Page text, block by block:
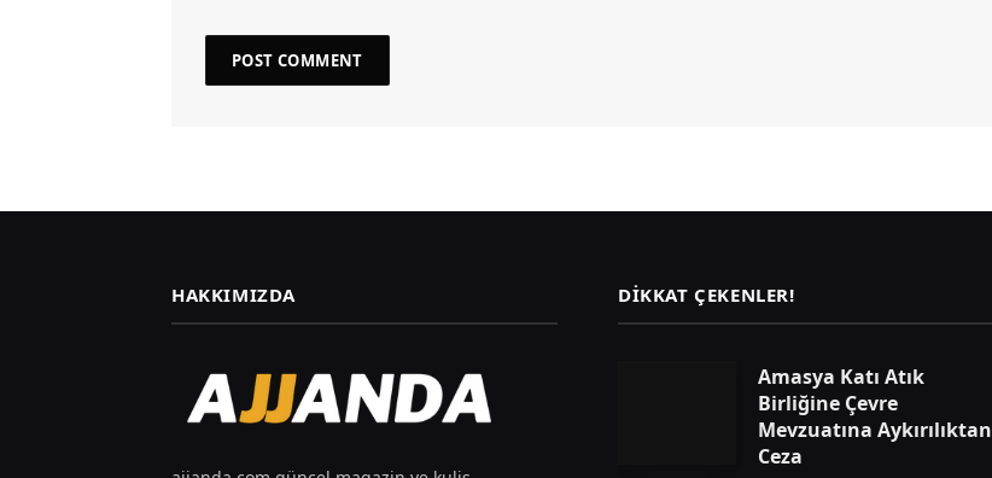
HAKKIMIZDA DIKKAT ÇEKENLER!
Amasya Katı Atık
Birliğine Çevre
Mevzuatına Aykırılıktan
Ceza